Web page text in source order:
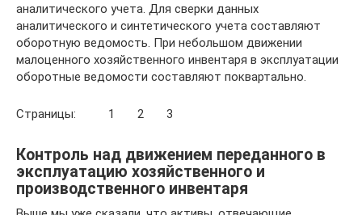
аналитического учета. Для сверки данных
аналитического и синтетического учета составляют
оборотную ведомость. При небольшом движении
малоценного хозяйственного инвентаря в эксплуатации
оборотные ведомости составляют поквартально.
Страницы: 1 2 3
Контроль над движением переданного в
эксплуатацию хозяйственного и
производственного инвентаря